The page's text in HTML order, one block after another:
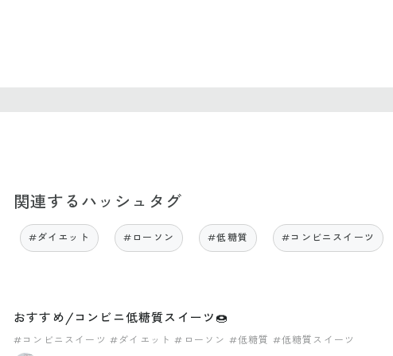
関連するハッシュタグ
#ダイエット #ローソン #低糖質 #コンビニスイーツ
おすすめ/コンビニ低糖質スイーツ🍩
#コンビニスイーツ #ダイエット #ローソン #低糖質 #低糖質スイーツ